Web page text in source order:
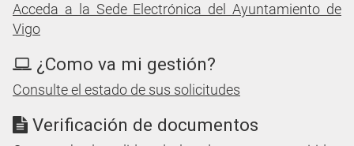
Acceda a la Sede Electrónica del Ayuntamiento de
Vigo
¿Como va mi gestión?
Consulte el estado de sus solicitudes
Verificación de documentos